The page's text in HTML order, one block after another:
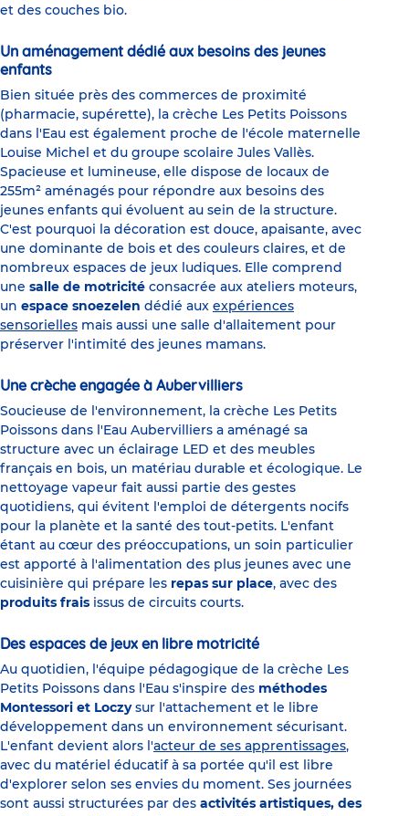
et des couches bio.
Un aménagement dédié aux besoins des jeunes
enfants
Bien située près des commerces de proximité
(pharmacie, supérette), la crèche Les Petits Poissons
dans l'Eau est également proche de l'école maternelle
Louise Michel et du groupe scolaire Jules Vallès.
Spacieuse et lumineuse, elle dispose de locaux de
255m² aménagés pour répondre aux besoins des
jeunes enfants qui évoluent au sein de la structure.
C'est pourquoi la décoration est douce, apaisante, avec
une dominante de bois et des couleurs claires, et de
nombreux espaces de jeux ludiques. Elle comprend
une salle de motricité consacrée aux ateliers moteurs,
un espace snoezelen dédié aux expériences
sensorielles mais aussi une salle d'allaitement pour
préserver l'intimité des jeunes mamans.
Une crèche engagée à Aubervilliers
Soucieuse de l'environnement, la crèche Les Petits
Poissons dans l'Eau Aubervilliers a aménagé sa
structure avec un éclairage LED et des meubles
français en bois, un matériau durable et écologique. Le
nettoyage vapeur fait aussi partie des gestes
quotidiens, qui évitent l'emploi de détergents nocifs
pour la planète et la santé des tout-petits. L'enfant
étant au cœur des préoccupations, un soin particulier
est apporté à l'alimentation des plus jeunes avec une
cuisinière qui prépare les repas sur place, avec des
produits frais issus de circuits courts.
Des espaces de jeux en libre motricité
Au quotidien, l'équipe pédagogique de la crèche Les
Petits Poissons dans l'Eau s'inspire des méthodes
Montessori et Loczysur l'attachement et le libre
développement dans un environnement sécurisant.
L'enfant devient alors l'acteur de ses apprentissages,
avec du matériel éducatif à sa portée qu'il est libre
d'explorer selon ses envies du moment. Ses journées
sont aussi structurées par des activités artistiques, des